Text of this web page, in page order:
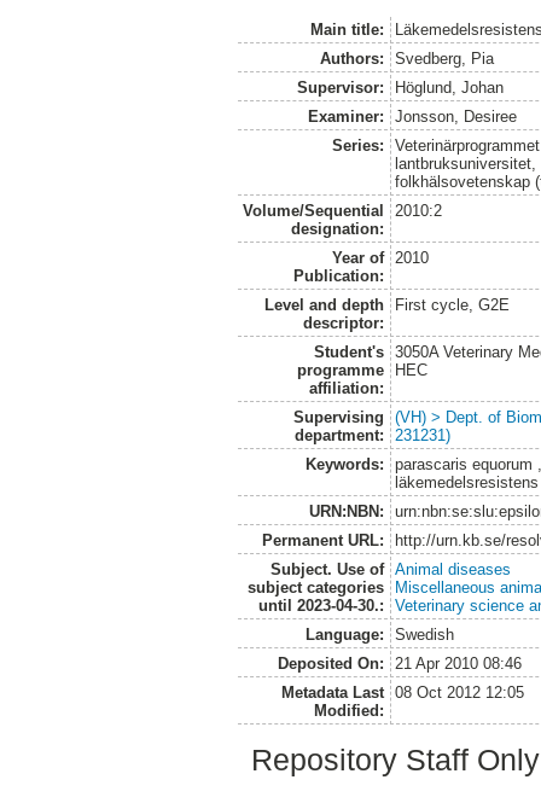
Main title:
Authors:
Svedberg, Pia
Supervisor:
Höglund, Johan
Examiner:
Jonsson, Desiree
Series:
folkhälsovetenskap
Volume/Sequential
designation:
2010:2
Year of
Publication:
2010
Level and depth
descriptor:
First cycle, G2E
Student's
programme
affiliation:
3050A Veterinary
HEC
Supervising
department:
(VH) > Dept. of
231231)
Keywords:
parascaris
läkemedelsresistens
URN:NBN:
Permanent URL:
http://urn.kb.se/
Subject. Use of
subject categories
until 2023-04-30.:
Animal diseases
Miscellaneous
Veterinary science
Language:
Swedish
Deposited On:
21 Apr 2010 08:46
Metadata Last
Modified:
08 Oct 2012 12:05
Repository Staff